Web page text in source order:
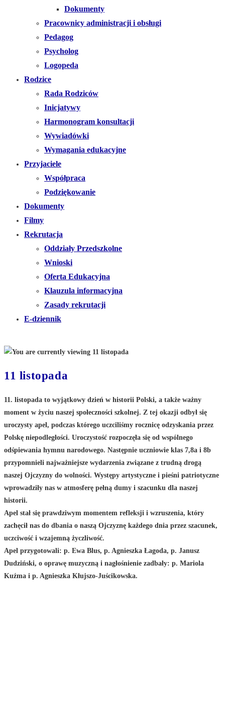
Dokumenty
Pracownicy administracji i obsługi
Pedagog
Psycholog
Logopeda
Rodzice
Rada Rodziców
Inicjatywy
Harmonogram konsultacji
Wywiadówki
Wymagania edukacyjne
Przyjaciele
Współpraca
Podziękowanie
Dokumenty
Filmy
Rekrutacja
Oddziały Przedszkolne
Wnioski
Oferta Edukacyjna
Klauzula informacyjna
Zasady rekrutacji
E-dziennik
11 listopada
11. listopada to wyjątkowy dzień w historii Polski, a także ważny
moment w życiu naszej społeczności szkolnej. Z tej okazji odbył się
uroczysty apel, podczas którego uczciliśmy rocznicę odzyskania przez
Polskę niepodległości. Uroczystość rozpoczęła się od wspólnego
odśpiewania hymnu narodowego. Następnie uczniowie klas 7,8a i 8b
przypomnieli najważniejsze wydarzenia związane z trudną drogą
naszej Ojczyzny do wolności. Występy artystyczne i pieśni patriotyczne
wprowadziły nas w atmosferę pełną dumy i szacunku dla naszej
historii.
Apel stał się prawdziwym momentem refleksji i wzruszenia, który
zachęcił nas do dbania o naszą Ojczyznę każdego dnia przez szacunek,
uczciwość i wzajemną życzliwość.
Apel przygotowali: p. Ewa Blus, p. Agnieszka Łagoda, p. Janusz
Dudziński, o oprawę muzyczną i nagłośnienie zadbały: p. Mariola
Kuźma i p. Agnieszka Kłujszo-Juścikowska.